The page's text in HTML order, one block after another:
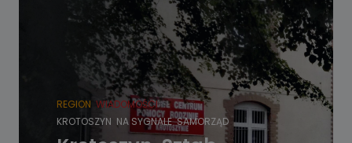
REGION WIADOMOŚCI
KROTOSZYN NA SYGNALE SAMORZĄD